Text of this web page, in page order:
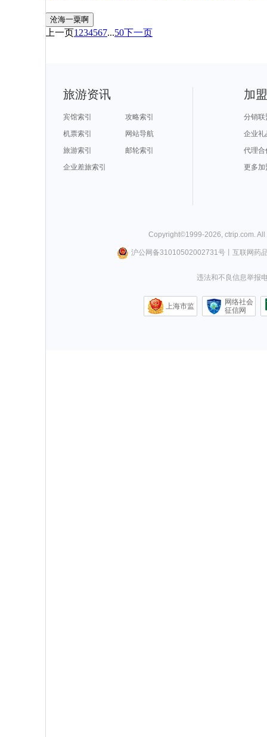
沧海一粟啊
上一页1 234567...50下一页
旅游资讯
宾馆索引
攻略索引
机票索引
网站导航
旅游索引
邮轮索引
企业差旅索引
加
分销联
企业礼
代理合
更多加
Copyright©1999-2026, ctrip.com.
沪公网备31010502002731号丨 互联网药
违法和不良信息举报
上海市监
网络社会
征信网